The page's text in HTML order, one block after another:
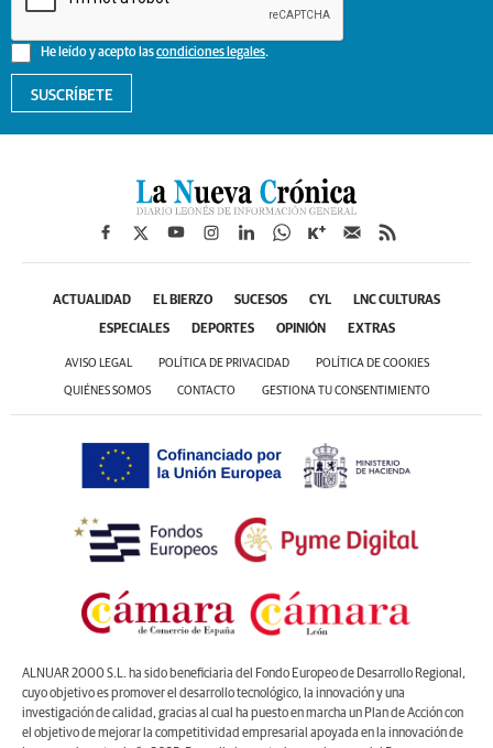
He leído y acepto lascondiciones legales.
SUSCRÍBETE
ACTUALIDAD EL BIERZO SUCESOS CYL LNC CULTURAS
ESPECIALES DEPORTES OPINIÓN EXTRAS
AVISO LEGAL POLÍTICA DE PRIVACIDAD POLÍTICA DE COOKIES
QUIÉNES SOMOS CONTACTO GESTIONA TU CONSENTIMIENTO
ALNUAR 2000 S.L. ha sido beneficiaria del Fondo Europeo de Desarrollo Regional,
cuyo objetivo es promover el desarrollo tecnológico, la innovación y una
investigación de calidad, gracias al cual ha puesto en marcha un Plan de Acción con
el objetivo de mejorar la competitividad empresarial apoyada en la innovación de